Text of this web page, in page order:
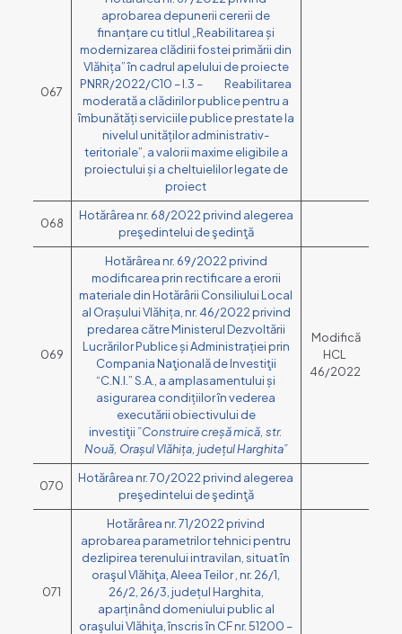
067
aprobarea depunerii cererii de
finanțare cu titlul „Reabilitarea și
modernizarea clădirii fostei primării din
Vlăhița” în cadrul apelului de proiecte
PNRR/2022/C10 – I.3 – Reabilitarea
moderată a clădirilor publice pentru a
îmbunătăți serviciile publice prestate la
nivelul unităților administrativ-
teritoriale”, a valorii maxime eligibile a
proiectului și a cheltuielilor legate de
proiect
068
Hotărârea nr. 68/2022 privind alegerea
preşedintelui de şedinţă
069
Hotărârea nr. 69/2022 privind
modificarea prin rectificare a erorii
materiale din Hotărârii Consiliului Local
al Orașului Vlăhița, nr. 46/2022 privind
predarea către Ministerul Dezvoltării
Lucrărilor Publice și Administrației prin
Compania Naţională de Investiţii
“C.N.I.” S.A., a amplasamentului și
asigurarea condițiilor în vederea
executării obiectivului de
investiţii ”Construire creșă mică, str.
Nouă, Orașul Vlăhița, județul Harghita”
Modifică
HCL
46/2022
070
Hotărârea nr. 70/2022 privind alegerea
preşedintelui de şedinţă
071
Hotărârea nr. 71/2022 privind
aprobarea parametrilor tehnici pentru
dezlipirea terenului intravilan, situat în
oraşul Vlăhiţa, Aleea Teilor , nr. 26/1,
26/2, 26/3, județul Harghita,
aparținând domeniului public al
oraşului Vlăhiţa, înscris în CF nr. 51200 –